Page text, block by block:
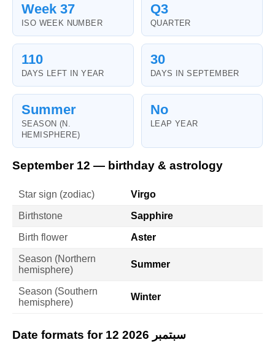
Week 37
ISO WEEK NUMBER
Q3
QUARTER
110
DAYS LEFT IN YEAR
30
DAYS IN SEPTEMBER
Summer
SEASON (N.
HEMISPHERE)
No
LEAP YEAR
September 12 — birthday & astrology
Star sign (zodiac) Virgo
Birthstone Sapphire
Birth flower Aster
Season (Northern
hemisphere)
Summer
Season (Southern
hemisphere)
Winter
Date formats for 12 سبتمبر 2026